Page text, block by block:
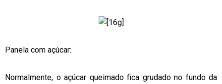
Panela com açúcar:
Normalmente, o açúcar queimado fica grudado no fundo da